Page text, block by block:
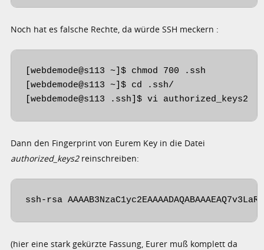
Noch hat es falsche Rechte, da würde SSH meckern :
[webdemode@s113 ~]$ chmod 700 .ssh
[webdemode@s113 ~]$ cd .ssh/
[webdemode@s113 .ssh]$ vi authorized_keys2
Dann den Fingerprint von Eurem Key in die Datei
authorized_keys2reinschreiben:
ssh-rsa
(hier eine stark gekürzte Fassung, Eurer muß komplett da